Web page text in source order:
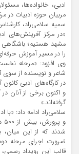
ادبی، خانواده‌ها،
مربیان حوزه ادبیات در مرکز
سمیه سلامی‌راد،
«در مرکز آفرینش­‌های
مشهد هستیم؛ باشگاهی
را در مسیر آموزش
شاعر و نویسنده از
در کارگاه‌های ادبی
و اکنون برخی از آنان
گرفته‌اند.»
سلامی‌راد ادامه داد:
ضرورت اجرای مرحله
قالب این رویداد